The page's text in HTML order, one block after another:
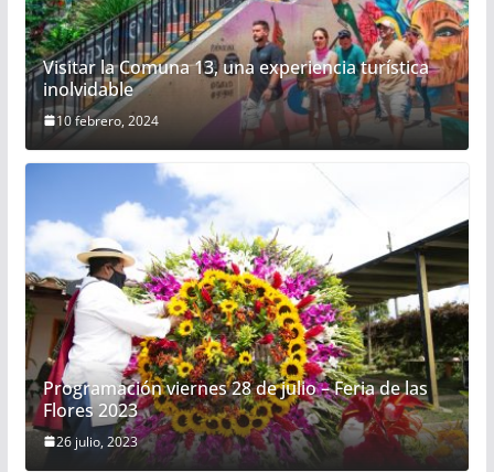
Visitar la Comuna 13, una experiencia turística
inolvidable
10 febrero, 2024
Programación viernes 28 de julio – Feria de las
Flores 2023
26 julio, 2023